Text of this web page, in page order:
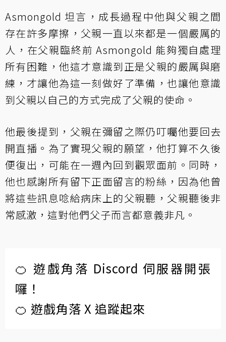
Asmongold 坦言，成長過程中他與父親之間
存在許多摩擦，父親一直以來都是一個嚴厲的
人，在父親臨終前 Asmongold 能夠獨自處理
所有困難，他這才意識到正是父親的嚴厲與磨
練，才讓他為這一刻做好了準備，也讓他意識
到父親以自己的方式完成了父親的使命。
他最後提到，父親在彌留之際仍叮囑他要回去
開直播。為了實現父親的願望，他打算不久後
便復出，可能在一週內回到觀眾面前。同時，
他也感謝所有留下正面留言的粉絲，因為他曾
將這些訊息唸給病床上的父親聽，父親聽後非
常感激，這對他們父子而言都意義非凡。
🍊 遊戲角落 Discord 伺服器開張
囉！
🍊 遊戲角落 X 追蹤起來